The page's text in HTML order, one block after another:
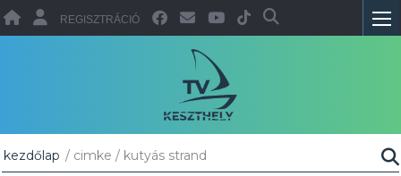
REGISZTRÁCIÓ
kezdőlap / cimke / kutyás strand